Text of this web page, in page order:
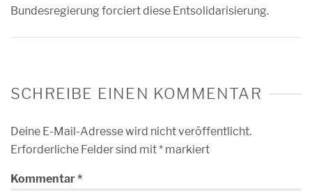
Bundesregierung forciert diese Entsolidarisierung.
SCHREIBE EINEN KOMMENTAR
Deine E-Mail-Adresse wird nicht veröffentlicht.
Erforderliche Felder sind mit* markiert
Kommentar*